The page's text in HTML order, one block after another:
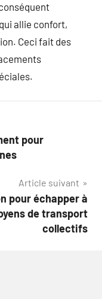
allie confort,
Ceci fait des
pour
Article suivant
pour échapper à
de transport
collectifs